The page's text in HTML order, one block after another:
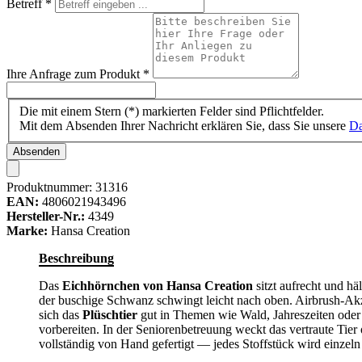
Betreff *
Ihre Anfrage zum Produkt *
Die mit einem Stern (*) markierten Felder sind Pflichtfelder.
Mit dem Absenden Ihrer Nachricht erklären Sie, dass Sie unsere
Absenden
Produktnummer: 31316
EAN: 4806021943496
Hersteller-Nr.: 4349
Marke: Hansa Creation
Beschreibung
Das Eichhörnchen von Hansa Creation sitzt aufrecht und
der buschige Schwanz schwingt leicht nach oben. Airbrush-
sich das Plüschtier gut in Themen wie Wald, Jahreszeiten
vorbereiten. In der Seniorenbetreuung weckt das vertraute
vollständig von Hand gefertigt — jedes Stoffstück wird einzeln